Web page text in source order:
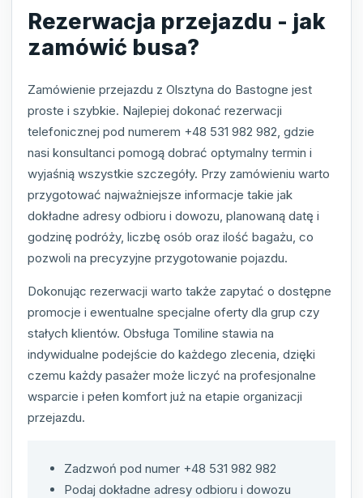
Rezerwacja przejazdu - jak
zamówić busa?
Zamówienie przejazdu z Olsztyna do Bastogne jest
proste i szybkie. Najlepiej dokonać rezerwacji
telefonicznej pod numerem +48 531 982 982, gdzie
nasi konsultanci pomogą dobrać optymalny termin i
wyjaśnią wszystkie szczegóły. Przy zamówieniu warto
przygotować najważniejsze informacje takie jak
dokładne adresy odbioru i dowozu, planowaną datę i
godzinę podróży, liczbę osób oraz ilość bagażu, co
pozwoli na precyzyjne przygotowanie pojazdu.
Dokonując rezerwacji warto także zapytać o dostępne
promocje i ewentualne specjalne oferty dla grup czy
stałych klientów. Obsługa Tomiline stawia na
indywidualne podejście do każdego zlecenia, dzięki
czemu każdy pasażer może liczyć na profesjonalne
wsparcie i pełen komfort już na etapie organizacji
przejazdu.
Zadzwoń pod numer +48 531 982 982
Podaj dokładne adresy odbioru i dowozu